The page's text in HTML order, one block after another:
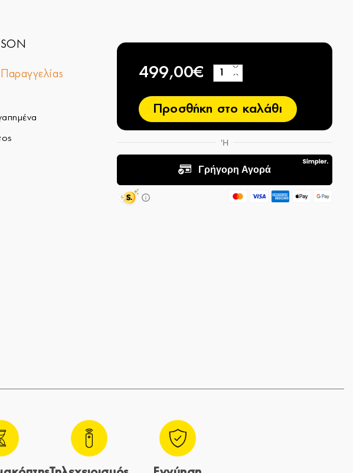
499,00€ −
+
Προσθήκη στο καλάθι